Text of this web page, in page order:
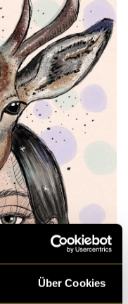
Über Cookies